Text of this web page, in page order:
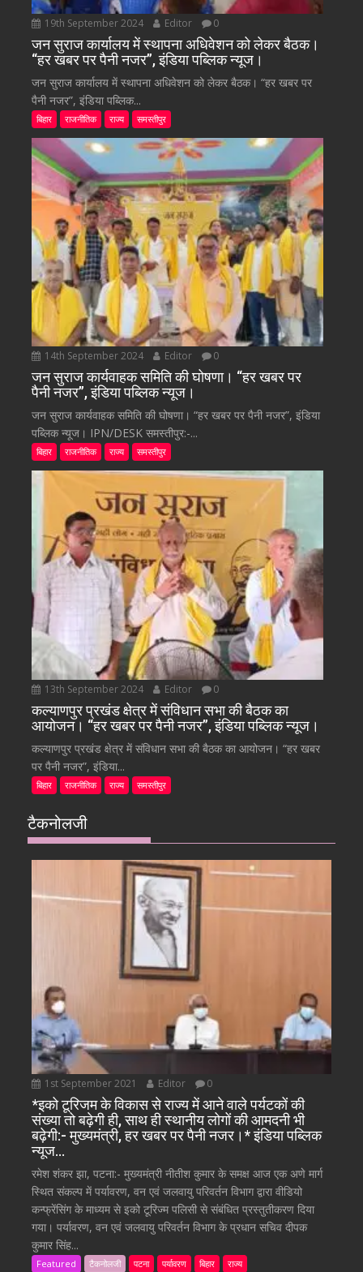
19th September 2024 Editor 0
जन सुराज कार्यालय में स्थापना अधिवेशन को लेकर बैठक।
“हर खबर पर पैनी नजर”, इंडिया पब्लिक न्यूज।
जन सुराज कार्यालय में स्थापना अधिवेशन को लेकर बैठक। “हर खबर पर
पैनी नजर”, इंडिया पब्लिक...
बिहार राजनीतिक राज्य समस्तीपुर
14th September 2024 Editor 0
जन सुराज कार्यवाहक समिति की घोषणा। “हर खबर पर
पैनी नजर”, इंडिया पब्लिक न्यूज।
जन सुराज कार्यवाहक समिति की घोषणा। “हर खबर पर पैनी नजर”, इंडिया
पब्लिक न्यूज। IPN/DESK समस्तीपुर:-...
बिहार राजनीतिक राज्य समस्तीपुर
13th September 2024 Editor 0
कल्याणपुर प्रखंड क्षेत्र में संविधान सभा की बैठक का
आयोजन। “हर खबर पर पैनी नजर”, इंडिया पब्लिक न्यूज।
कल्याणपुर प्रखंड क्षेत्र में संविधान सभा की बैठक का आयोजन। “हर खबर
पर पैनी नजर”, इंडिया...
बिहार राजनीतिक राज्य समस्तीपुर
टैकनोलजी
1st September 2021 Editor 0
*इको टूरिजम के विकास से राज्य में आने वाले पर्यटकों की
संख्या तो बढ़ेगी ही, साथ ही स्थानीय लोगों की आमदनी भी
बढ़ेगी:- मुख्यमंत्री, हर खबर पर पैनी नजर।* इंडिया पब्लिक
न्यूज…
रमेश शंकर झा, पटना:- मुख्यमंत्री नीतीश कुमार के समक्ष आज एक अणे मार्ग
स्थित संकल्प में पर्यावरण, वन एवं जलवायु परिवर्तन विभाग द्वारा वीडियो
कन्फ्रेंसिंग के माध्यम से इको टूरिज्म पलिसी से संबंधित प्रस्तुतीकरण दिया
गया। पर्यावरण, वन एवं जलवायु परिवर्तन विभाग के प्रधान सचिव दीपक
कुमार सिंह...
Featured टैकनोलजी पटना पर्यावरण बिहार राज्य